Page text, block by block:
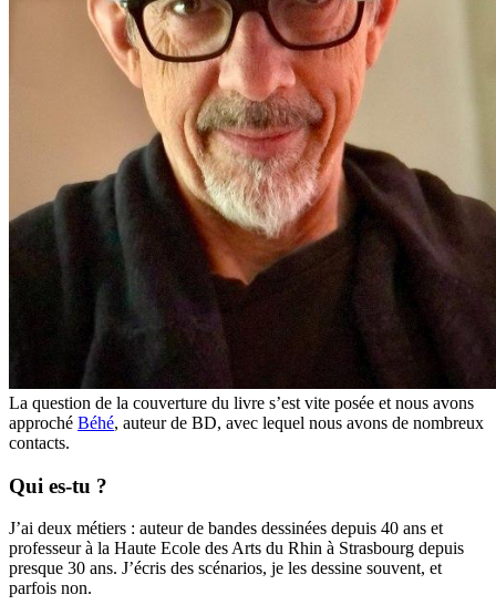
La question de la couverture du livre s’est vite posée et nous avons
approché Béhé, auteur de BD, avec lequel nous avons de nombreux
contacts.
Qui es-tu ?
J’ai deux métiers : auteur de bandes dessinées depuis 40 ans et
professeur à la Haute Ecole des Arts du Rhin à Strasbourg depuis
presque 30 ans. J’écris des scénarios, je les dessine souvent, et
parfois non.